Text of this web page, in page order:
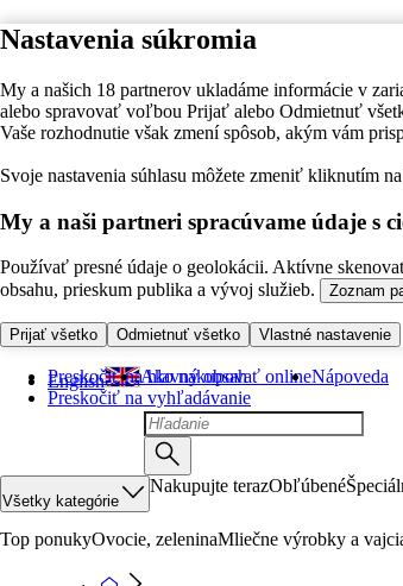
Nastavenia súkromia
My a našich 18 partnerov ukladáme informácie v
alebo spravovať voľbou Prijať alebo Odmietnuť
Vaše rozhodnutie však zmení spôsob, akým vám
Svoje nastavenia súhlasu môžete zmeniť kliknutím
My a naši partneri spracúvame údaje s
Používať presné údaje o geolokácii. Aktívne
obsahu, prieskum publika a vývoj služieb.
Zoznam
Prijať všetko Odmietnuť všetko Vlastné nastavenie
Preskočiť na hlavný obsah
Preskočiť na vyhľadávanie
English Ako nakupovať onlineNápoveda
Všetky kategórie
Nakupujte terazObľúbené
Top ponukyOvocie, zeleninaMliečne výrobky a